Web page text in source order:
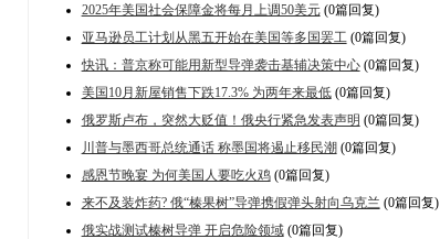
2025年美国社会保障金将每月上调50美元(0篇回复)
亚马逊员工计划从黑五开始在美国等多国罢工(0篇回复)
快讯：普京称可能用新型导弹袭击基辅决策中心(0篇回复)
美国10月新屋销售下跌17.3% 为两年来最低(0篇回复)
俄罗斯卢布，突然大贬值！俄央行紧急发表声明 (0篇回复)
川普与墨西哥总统通话 称墨国将遏止移民潮(0篇回复)
感恩节晚宴 为何美国人要吃火鸡(0篇回复)
来不及装炸药? 俄“榛果树”导弹携假弹头射向乌克兰 (0篇回复)
俄实战测试榛树导弹 开启危险领域(0篇回复)